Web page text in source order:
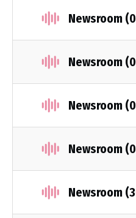
Newsroom
Newsroom
Newsroom
Newsroom
Newsroom